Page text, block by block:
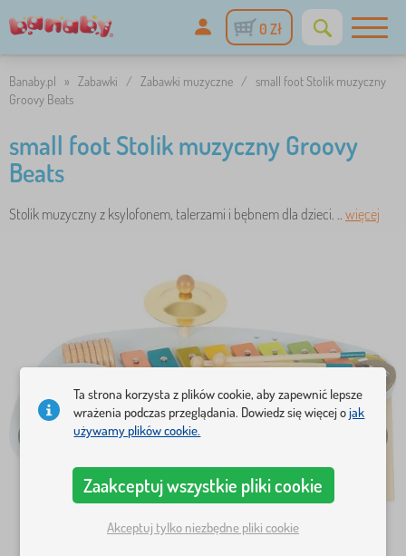
0 Zł
Banaby.pl » Zabawki / Zabawki muzyczne /
small foot Stolik muzyczny
Groovy Beats
small foot Stolik muzyczny Groovy
Beats
Stolik muzyczny z ksylofonem, talerzami i bębnem dla dzieci. .. więcej
Ta strona korzysta z plików cookie, aby zapewnić lepsze
wrażenia podczas przeglądania. Dowiedz się więcej ojak
używamy plików cookie.
Zaakceptuj wszystkie pliki cookie
Akceptuj tylko niezbędne pliki cookie